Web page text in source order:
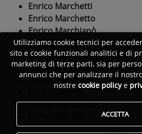
Enrico Marchetti
Enrico Marchetto
Enrico Marchianò
Enrico Marchiante
Enrico Marchiante
Enrico Marchini
Enrico Marchiori
Enrico marescutti
Utilizziamo cookie tecnici per
sito e cookie funzionali analitici e di
marketing di terze parti, sia per
annunci che per analizzare il
nostre cookie policye
ACCETTA